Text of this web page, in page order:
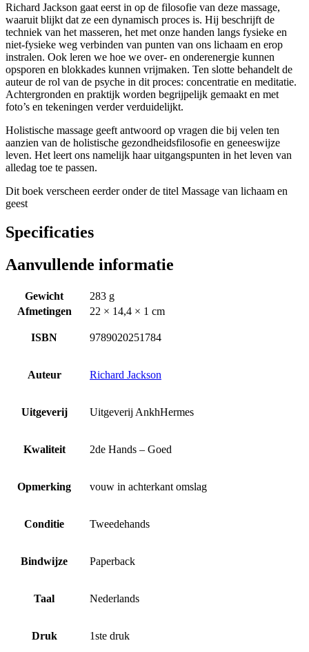
Richard Jackson gaat eerst in op de filosofie van deze massage,
waaruit blijkt dat ze een dynamisch proces is. Hij beschrijft de
techniek van het masseren, het met onze handen langs fysieke en
niet-fysieke weg verbinden van punten van ons lichaam en erop
instralen. Ook leren we hoe we over- en onderenergie kunnen
opsporen en blokkades kunnen vrijmaken. Ten slotte behandelt de
auteur de rol van de psyche in dit proces: concentratie en meditatie.
Achtergronden en praktijk worden begrijpelijk gemaakt en met
foto’s en tekeningen verder verduidelijkt.
Holistische massage geeft antwoord op vragen die bij velen ten
aanzien van de holistische gezondheidsfilosofie en geneeswijze
leven. Het leert ons namelijk haar uitgangspunten in het leven van
alledag toe te passen.
Dit boek verscheen eerder onder de titel Massage van lichaam en
geest
Specificaties
Aanvullende informatie
Gewicht
283 g
Afmetingen
22 × 14,4 × 1 cm
ISBN 9789020251784
Auteur Richard Jackson
Uitgeverij Uitgeverij AnkhHermes
Kwaliteit 2de Hands – Goed
Opmerking vouw in achterkant omslag
Conditie Tweedehands
Bindwijze Paperback
Taal Nederlands
Druk 1ste druk